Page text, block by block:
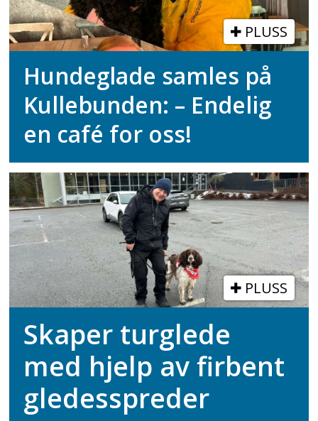
PLUSS
Hundeglade samles på
Kullebunden: – Endelig
en café for oss!
PLUSS
Skaper turglede
med hjelp av firbent
gledesspreder